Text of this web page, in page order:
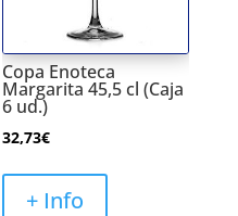
Copa Enoteca
Margarita 45,5 cl (Caja
6 ud.)
32,73€
+ Info